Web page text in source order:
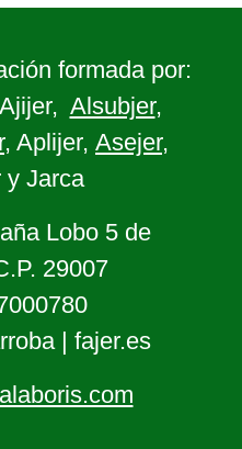
formada por:
Alsubjer,
, Aplijer, Asejer,
y Jarca
Lobo 5 de
29007
| fajer.es